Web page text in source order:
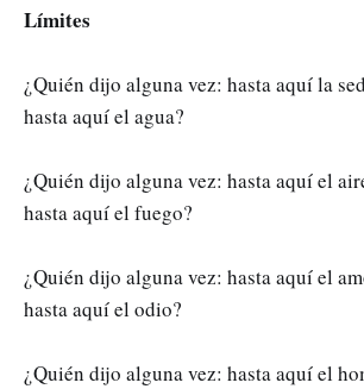
Límites
¿Quién dijo alguna vez: hasta aquí la
hasta aquí el agua?
¿Quién dijo alguna vez: hasta aquí el
hasta aquí el fuego?
¿Quién dijo alguna vez: hasta aquí el
hasta aquí el odio?
¿Quién dijo alguna vez: hasta aquí el